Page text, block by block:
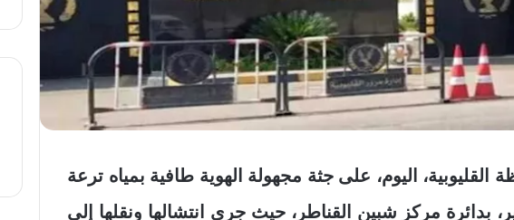
القليوبية، اليوم، على جثة مجهولة الهوية طافية بمياه ترعة
بدائرة مركز شبين القناطر، حيث جرى انتشالها ونقلها إلى